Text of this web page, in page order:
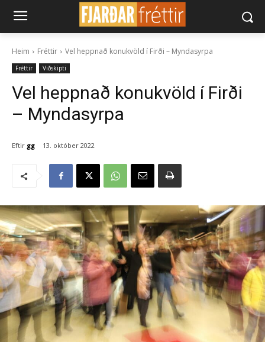
Heim Fréttir Vel heppnað konukvöld í Firði – Myndasyrpa
Fréttir Viðskipti
Vel heppnað konukvöld í Firði
– Myndasyrpa
Eftir gg 13. október 2022